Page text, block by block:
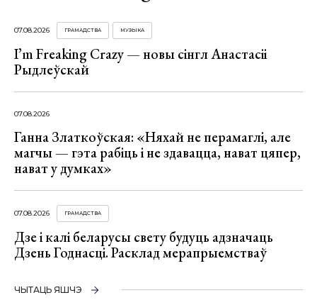
07.08.2026 ГРАМАДСТВА МУЗЫКА
I’m Freaking Crazy — новы сінгл Анастасіі
Рыдлеўскай
07.08.2026
Ганна Златкоўская: «Няхай не перамаглі, але
магчы — гэта рабіць і не здавацца, нават цяпер,
нават у думках»
07.08.2026 ГРАМАДСТВА
Дзе і калі беларусы свету будуць адзначаць
Дзень Годнасці. Расклад мерапрыемстваў
ЧЫТАЦЬ ЯШЧЭ